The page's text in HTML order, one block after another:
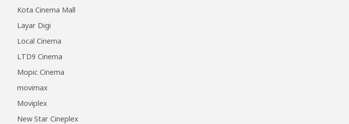
Kota Cinema Mall
Layar Digi
Local Cinema
LTD9 Cinema
Mopic Cinema
movimax
Moviplex
New Star Cineplex